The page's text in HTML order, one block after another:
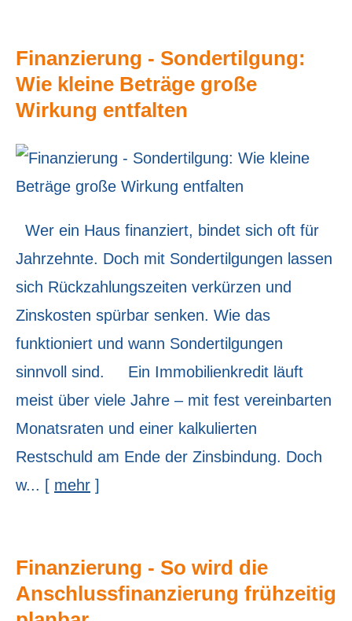
Finanzierung - Sondertilgung:
Wie kleine Beträge große
Wirkung entfalten
Wer ein Haus finanziert, bindet sich oft für
Jahrzehnte. Doch mit Sondertilgungen lassen
sich Rückzahlungszeiten verkürzen und
Zinskosten spürbar senken. Wie das
funktioniert und wann Sondertilgungen
sinnvoll sind. Ein Immobilienkredit läuft
meist über viele Jahre – mit fest vereinbarten
Monatsraten und einer kalkulierten
Restschuld am Ende der Zinsbindung. Doch
w... [ mehr ]
Finanzierung - So wird die
Anschlussfinanzierung frühzeitig